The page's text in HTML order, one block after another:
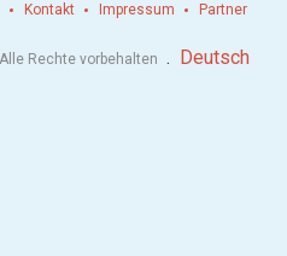
Kontakt Impressum Partner
Rechte vorbehalten . Deutsch